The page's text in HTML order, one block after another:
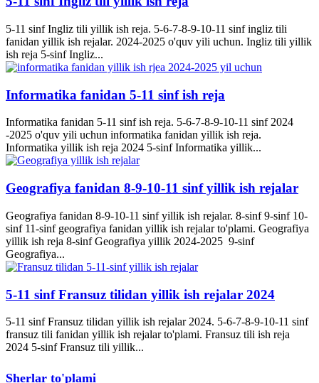
5-11 sinf Ingliz tili yillik ish reja. 5-6-7-8-9-10-11 sinf ingliz tili
fanidan yillik ish rejalar. 2024-2025 o'quv yili uchun. Ingliz tili yillik
ish reja 5-sinf Ingliz...
Informatika fanidan 5-11 sinf ish reja
Informatika fanidan 5-11 sinf ish reja. 5-6-7-8-9-10-11 sinf 2024
-2025 o'quv yili uchun informatika fanidan yillik ish reja.
Informatika yillik ish reja 2024 5-sinf Informatika yillik...
Geografiya fanidan 8-9-10-11 sinf yillik ish rejalar
Geografiya fanidan 8-9-10-11 sinf yillik ish rejalar. 8-sinf 9-sinf 10-
sinf 11-sinf geografiya fanidan yillik ish rejalar to'plami. Geografiya
yillik ish reja 8-sinf Geografiya yillik 2024-2025 9-sinf
Geografiya...
5-11 sinf Fransuz tilidan yillik ish rejalar 2024
5-11 sinf Fransuz tilidan yillik ish rejalar 2024. 5-6-7-8-9-10-11 sinf
fransuz tili fanidan yillik ish rejalar to'plami. Fransuz tili ish reja
2024 5-sinf Fransuz tili yillik...
Sherlar to'plami